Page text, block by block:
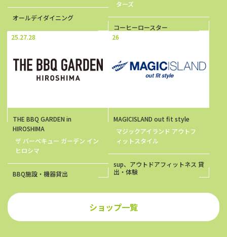
オールデイダイニング
ターズ
コーヒーロースター
25.27.28
THE BBQ GARDEN in
HIROSHIMA
ザ バーベキュー ガーデン イン
ヒロシマ
BBQ施設・機器貸出
26
MAGICISLAND out fit style
マジックアイランド アウトフ
ィットスタイル
sup、アウトドアフィットネス 貸
出・体験
ショップ一覧